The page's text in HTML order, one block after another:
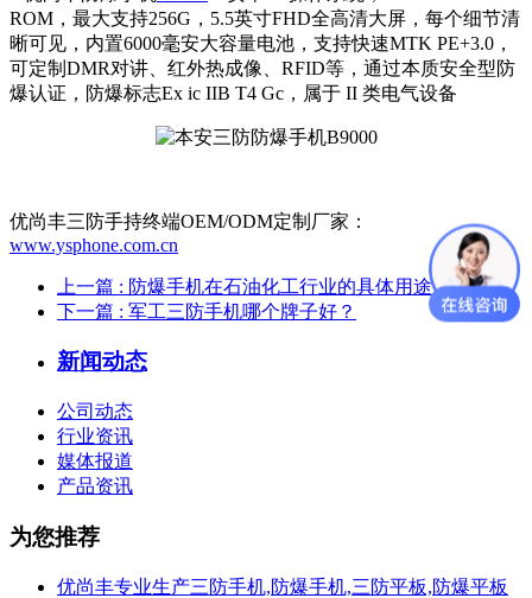
ROM，最大支持256G，5.5英寸FHD全高清大屏，每个细节清
晰可见，内置6000毫安大容量电池，支持快速MTK PE+3.0，
可定制DMR对讲、红外热成像、RFID等，通过本质安全型防
爆认证，防爆标志Ex ic IIB T4 Gc，属于 II 类电气设备
优尚丰三防手持终端OEM/ODM定制厂家：
www.ysphone.com.cn
上一篇 : 防爆手机在石油化工行业的具体用途
下一篇 : 军工三防手机哪个牌子好？
新闻动态
公司动态
行业资讯
媒体报道
产品资讯
为您推荐
优尚丰专业生产三防手机,防爆手机,三防平板,防爆平板